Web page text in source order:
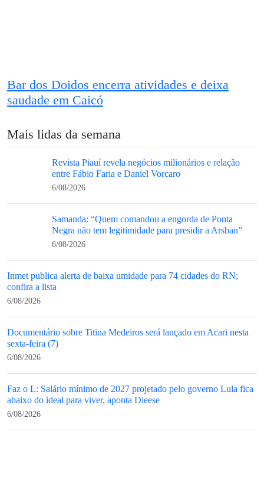
Bar dos Doidos encerra atividades e deixa
saudade em Caicó
Mais lidas da semana
Revista Piauí revela negócios milionários e relação
entre Fábio Faria e Daniel Vorcaro
6/08/2026
Samanda: “Quem comandou a engorda de Ponta
Negra não tem legitimidade para presidir a Arsban”
6/08/2026
Inmet publica alerta de baixa umidade para 74 cidades do RN;
confira a lista
6/08/2026
Documentário sobre Titina Medeiros será lançado em Acari nesta
sexta-feira (7)
6/08/2026
Faz o L: Salário mínimo de 2027 projetado pelo governo Lula fica
abaixo do ideal para viver, aponta Dieese
6/08/2026